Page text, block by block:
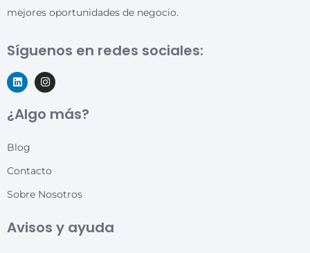
mejores oportunidades de negocio.
Síguenos en redes sociales:
¿Algo más?
Blog
Contacto
Sobre Nosotros
Avisos y ayuda